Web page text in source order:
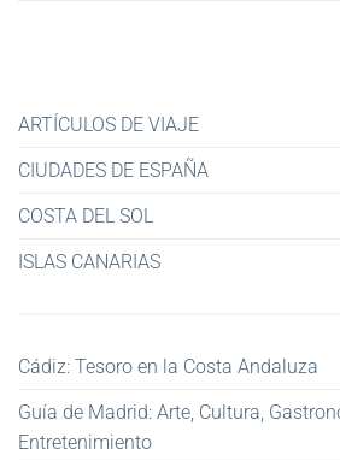
ARTÍCULOS DE VIAJE
CIUDADES DE ESPAÑA
COSTA DEL SOL
ISLAS CANARIAS
Cádiz: Tesoro en la Costa Andaluza
Guía de Madrid: Arte, Cultura,
Entretenimiento